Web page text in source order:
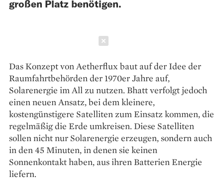
großen Platz benötigen.
Das Konzept von Aetherflux baut auf der Idee der
Raumfahrtbehörden der 1970er Jahre auf,
Solarenergie im All zu nutzen. Bhatt verfolgt jedoch
einen neuen Ansatz, bei dem kleinere,
kostengünstigere Satelliten zum Einsatz kommen, die
regelmäßig die Erde umkreisen. Diese Satelliten
sollen nicht nur Solarenergie erzeugen, sondern auch
in den 45 Minuten, in denen sie keinen
Sonnenkontakt haben, aus ihren Batterien Energie
liefern.